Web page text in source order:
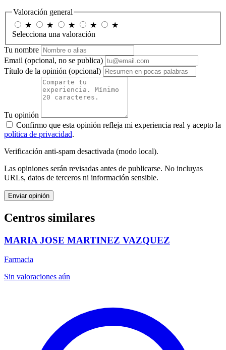
Valoración general
★
★ ★ ★
★
Selecciona una valoración
Tu nombre
Email (opcional, no se publica)
Título de la opinión (opcional)
Tu opinión
Confirmo que esta opinión refleja mi experiencia real y acepto la
política de privacidad.
Verificación anti-spam desactivada (modo local).
Las opiniones serán revisadas antes de publicarse. No incluyas
URLs, datos de terceros ni información sensible.
Enviar opinión
Centros similares
MARIA JOSE MARTINEZ VAZQUEZ
Farmacia
Sin valoraciones aún